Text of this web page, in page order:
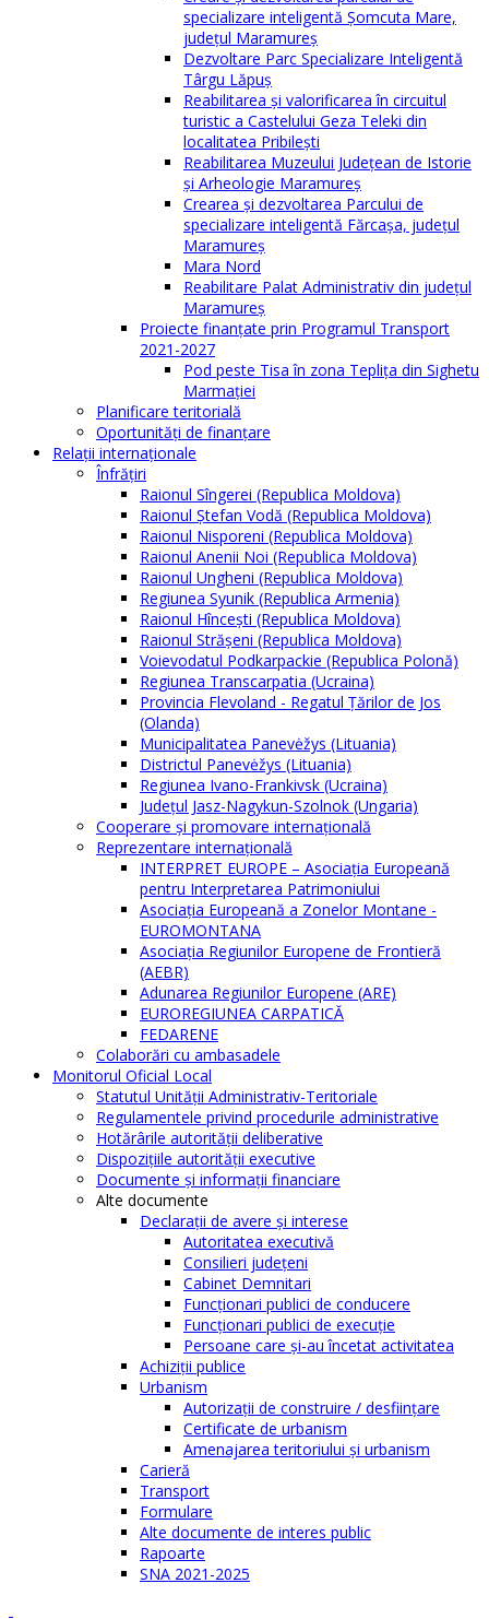
specializare inteligentă Șomcuta Mare,
județul Maramureș
Dezvoltare Parc Specializare Inteligentă
Târgu Lăpuș
Reabilitarea și valorificarea în circuitul
turistic a Castelului Geza Teleki din
localitatea Pribilești
Reabilitarea Muzeului Județean de Istorie
și Arheologie Maramureș
Crearea și dezvoltarea Parcului de
specializare inteligentă Fărcașa, județul
Maramureș
Mara Nord
Reabilitare Palat Administrativ din județul
Maramureș
Proiecte finanțate prin Programul Transport
2021-2027
Pod peste Tisa în zona Teplița din Sighetu
Marmației
Planificare teritorială
Oportunităţi de finanţare
Relaţii internaţionale
Înfrăţiri
Raionul Sîngerei (Republica Moldova)
Raionul Ștefan Vodă (Republica Moldova)
Raionul Nisporeni (Republica Moldova)
Raionul Anenii Noi (Republica Moldova)
Raionul Ungheni (Republica Moldova)
Regiunea Syunik (Republica Armenia)
Raionul Hîncești (Republica Moldova)
Raionul Străşeni (Republica Moldova)
Voievodatul Podkarpackie (Republica Polonă)
Regiunea Transcarpatia (Ucraina)
Provincia Flevoland - Regatul Ţărilor de Jos
(Olanda)
Municipalitatea Panevėžys (Lituania)
Districtul Panevėžys (Lituania)
Regiunea Ivano-Frankivsk (Ucraina)
Judeţul Jasz-Nagykun-Szolnok (Ungaria)
Cooperare şi promovare internaţională
Reprezentare internaţională
INTERPRET EUROPE – Asociația Europeană
pentru Interpretarea Patrimoniului
Asociația Europeană a Zonelor Montane -
EUROMONTANA
Asociația Regiunilor Europene de Frontieră
(AEBR)
Adunarea Regiunilor Europene (ARE)
EUROREGIUNEA CARPATICĂ
FEDARENE
Colaborări cu ambasadele
Monitorul Oficial Local
Statutul Unităţii Administrativ-Teritoriale
Regulamentele privind procedurile administrative
Hotărârile autorităţii deliberative
Dispoziţiile autorităţii executive
Documente şi informaţii financiare
Alte documente
Declaraţii de avere şi interese
Autoritatea executivă
Consilieri judeţeni
Cabinet Demnitari
Funcţionari publici de conducere
Funcționari publici de execuție
Persoane care şi-au încetat activitatea
Achiziţii publice
Urbanism
Autorizații de construire / desființare
Certificate de urbanism
Amenajarea teritoriului şi urbanism
Carieră
Transport
Formulare
Alte documente de interes public
Rapoarte
SNA 2021-2025